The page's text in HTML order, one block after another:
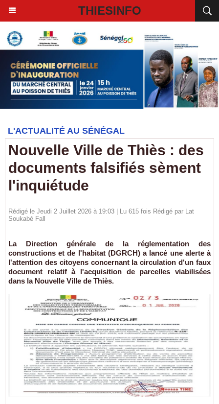
THIESINFO
L'ACTUALITÉ AU SÉNÉGAL
Nouvelle Ville de Thiès : des
documents falsifiés sèment
l'inquiétude
Rédigé le Jeudi 2 Juillet 2026 à 19:03 | Lu 615 fois Rédigé par Lat
Soukabé Fall
La Direction générale de la réglementation des
constructions et de l'habitat (DGRCH) a lancé une alerte à
l'attention des citoyens concernant la circulation d'un faux
document relatif à l'acquisition de parcelles viabilisées
dans la Nouvelle Ville de Thiès.